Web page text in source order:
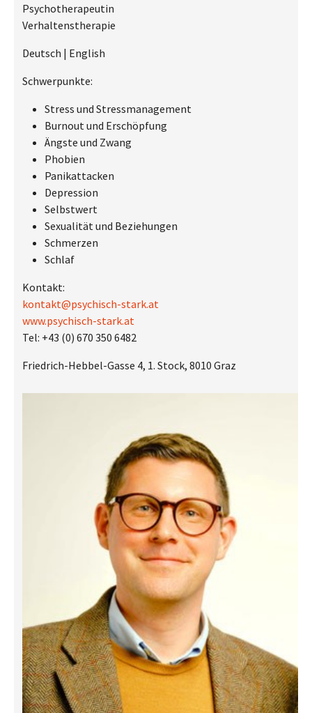
Psychotherapeutin
Verhaltenstherapie
Deutsch | English
Schwerpunkte:
Stress und Stressmanagement
Burnout und Erschöpfung
Ängste und Zwang
Phobien
Panikattacken
Depression
Selbstwert
Sexualität und Beziehungen
Schmerzen
Schlaf
Kontakt:
kontakt@psychisch-stark.at
www.psychisch-stark.at
Tel: +43 (0) 670 350 6482
Friedrich-Hebbel-Gasse 4, 1. Stock, 8010 Graz